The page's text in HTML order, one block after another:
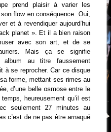
prend plaisir à varier les
flow en conséquence. Oui,
et à revendiquer aujourd’hui
planet ». Et il a bien raison
avec son art, et de se
Mais ça se signifie
album au titre faussement
à se reprocher. Car ce disque
forme, mettant ses rimes au
d’une belle osmose entre le
heureusement qu’il est
seulement 27 minutes au
c’est de ne pas être arnaqué